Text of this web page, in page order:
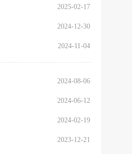
2025-02-17
2024-12-30
2024-11-04
2024-08-06
2024-06-12
2024-02-19
2023-12-21